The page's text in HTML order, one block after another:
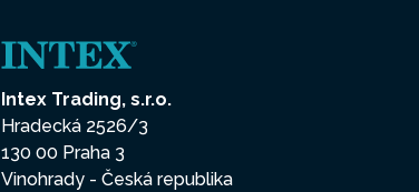
Intex Trading, s.r.o.
Hradecká 2526/3
130 00 Praha 3
Vinohrady - Česká republika